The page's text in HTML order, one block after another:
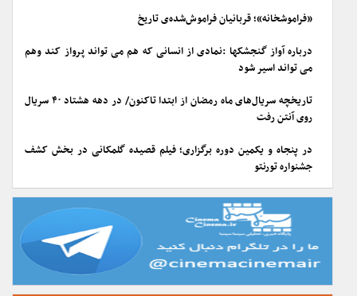
«فراموشخانه»؛ قربانیان فراموش‌شده‌ی تاریخ
درباره آواز گنجشکها :نمادی از انسانی که هم می تواند پرواز کند وهم
می تواند اسیر شود
تاریخچه سریال‌های ماه رمضان از ابتدا تاکنون/ در دهه هشتاد ۴۰ سریال
روی آنتن رفت
در پنجاه و یکمین دوره برگزاری؛ فیلم قصیده گلمکانی در بخش کشف
جشنواره تورنتو